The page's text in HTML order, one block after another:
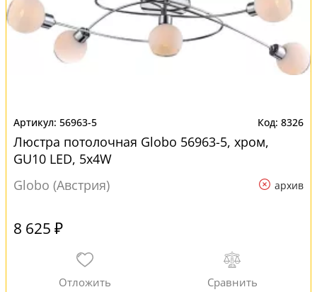
56963-5 8326
Люстра потолочная Globo 56963-5, хром,
GU10 LED, 5x4W
Globo (Австрия)
архив
8 625 ₽